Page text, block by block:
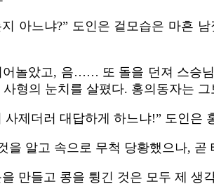
아느냐?” 도인은 겉모습은 마흔
놀았고, 음…… 또 돌을 던져 스승
형의 눈치를 살폈다. 홍의동자는
제더러 대답하게 하느냐!” 도인은
을 알고 속으로 무척 당황했으나, 곧
만들고 콩을 튕긴 것은 모두 제 생